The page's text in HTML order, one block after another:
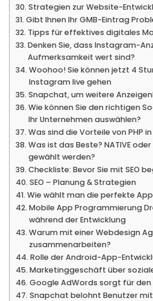
Strategien zur Website-
Gibt Ihnen Ihr GMB-Eintrag
Tipps für effektives digitales
Denken Sie, dass Instagram-
Aufmerksamkeit wert sind?
Woohoo! Sie können jetzt 4
Instagram live gehen
Snapchat, um weitere
Wie können Sie den richtigen
Ihr Unternehmen auswählen?
Was sind die Vorteile von PHP
Was ist das Beste? NATIVE oder
gewählt werden?
Checkliste: Bevor Sie mit SEO
SEO – Planung & Strategien
Wie wählt man die perfekte
Mobile App Programmierung
während der Entwicklung
Warum mit einer Webdesign
zusammenarbeiten?
Rolle der Android-App-
Marketinggeschäft über
Google AdWords sorgt für
Snapchat belohnt Benutzer mit